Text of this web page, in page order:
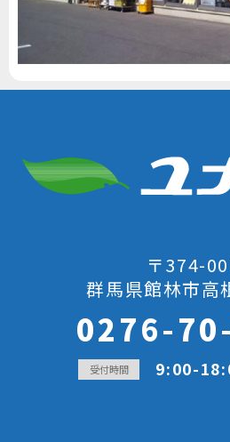
〒374-
群馬県館林市高
0276-
受付時間 9:00-